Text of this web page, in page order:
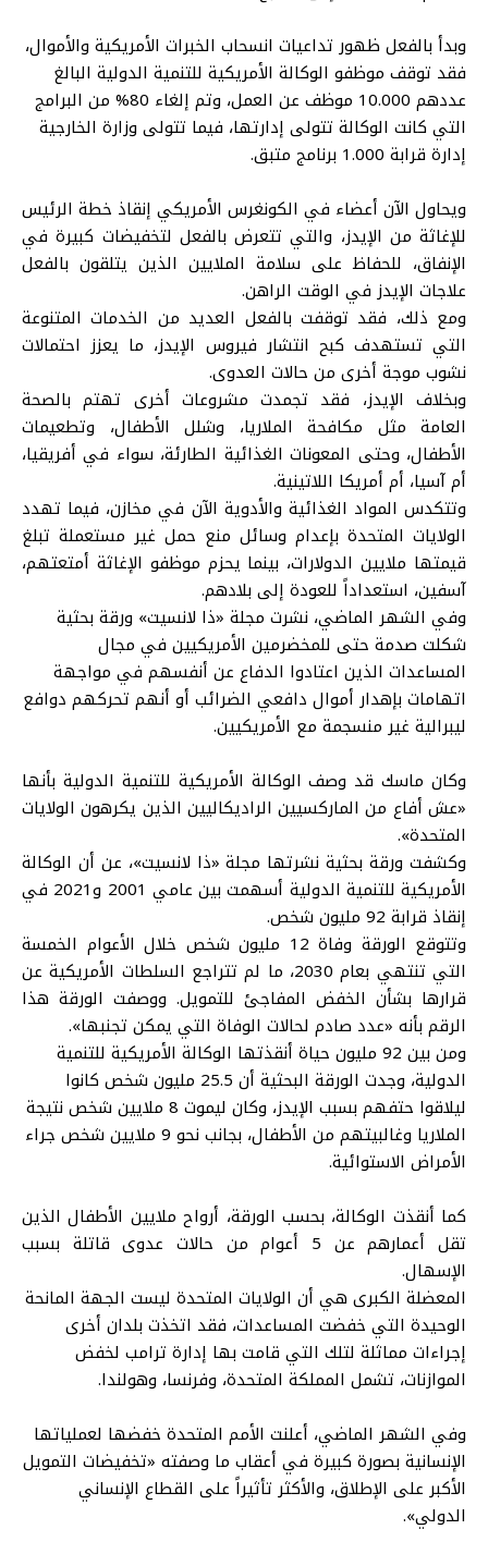
وبدأ بالفعل ظهور تداعيات انسحاب الخبرات الأمريكية والأموال،
فقد توقف موظفو الوكالة الأمريكية للتنمية الدولية البالغ
عددهم 10.000 موظف عن العمل، وتم إلغاء 80% من البرامج
التي كانت الوكالة تتولى إدارتها، فيما تتولى وزارة الخارجية
إدارة قرابة 1.000 برنامج متبق.
ويحاول الآن أعضاء في الكونغرس الأمريكي إنقاذ خطة الرئيس
للإغاثة من الإيدز، والتي تتعرض بالفعل لتخفيضات كبيرة في
الإنفاق، للحفاظ على سلامة الملايين الذين يتلقون بالفعل
علاجات الإيدز في الوقت الراهن.
ومع ذلك، فقد توقفت بالفعل العديد من الخدمات المتنوعة
التي تستهدف كبح انتشار فيروس الإيدز، ما يعزز احتمالات
نشوب موجة أخرى من حالات العدوى.
وبخلاف الإيدز، فقد تجمدت مشروعات أخرى تهتم بالصحة
العامة مثل مكافحة الملاريا، وشلل الأطفال، وتطعيمات
الأطفال، وحتى المعونات الغذائية الطارئة، سواء في أفريقيا،
أم آسيا، أم أمريكا اللاتينية.
وتتكدس المواد الغذائية والأدوية الآن في مخازن، فيما تهدد
الولايات المتحدة بإعدام وسائل منع حمل غير مستعملة تبلغ
قيمتها ملايين الدولارات، بينما يحزم موظفو الإغاثة أمتعتهم،
آسفين، استعداداً للعودة إلى بلادهم.
وفي الشهر الماضي، نشرت مجلة «ذا لانسيت» ورقة بحثية
شكلت صدمة حتى للمخضرمين الأمريكيين في مجال
المساعدات الذين اعتادوا الدفاع عن أنفسهم في مواجهة
اتهامات بإهدار أموال دافعي الضرائب أو أنهم تحركهم دوافع
ليبرالية غير منسجمة مع الأمريكيين.
وكان ماسك قد وصف الوكالة الأمريكية للتنمية الدولية بأنها
«عش أفاع من الماركسيين الراديكاليين الذين يكرهون الولايات
المتحدة».
وكشفت ورقة بحثية نشرتها مجلة «ذا لانسيت»، عن أن الوكالة
الأمريكية للتنمية الدولية أسهمت بين عامي 2001 و2021 في
إنقاذ قرابة 92 مليون شخص.
وتتوقع الورقة وفاة 12 مليون شخص خلال الأعوام الخمسة
التي تنتهي بعام 2030، ما لم تتراجع السلطات الأمريكية عن
قرارها بشأن الخفض المفاجئ للتمويل. ووصفت الورقة هذا
الرقم بأنه «عدد صادم لحالات الوفاة التي يمكن تجنبها».
ومن بين 92 مليون حياة أنقذتها الوكالة الأمريكية للتنمية
الدولية، وجدت الورقة البحثية أن 25.5 مليون شخص كانوا
ليلاقوا حتفهم بسبب الإيدز، وكان ليموت 8 ملايين شخص نتيجة
الملاريا وغالبيتهم من الأطفال، بجانب نحو 9 ملايين شخص جراء
الأمراض الاستوائية.
كما أنقذت الوكالة، بحسب الورقة، أرواح ملايين الأطفال الذين
تقل أعمارهم عن 5 أعوام من حالات عدوى قاتلة بسبب
الإسهال.
المعضلة الكبرى هي أن الولايات المتحدة ليست الجهة المانحة
الوحيدة التي خفضت المساعدات، فقد اتخذت بلدان أخرى
إجراءات مماثلة لتلك التي قامت بها إدارة ترامب لخفض
الموازنات، تشمل المملكة المتحدة، وفرنسا، وهولندا.
وفي الشهر الماضي، أعلنت الأمم المتحدة خفضها لعملياتها
الإنسانية بصورة كبيرة في أعقاب ما وصفته «تخفيضات التمويل
الأكبر على الإطلاق، والأكثر تأثيراً على القطاع الإنساني
الدولي».